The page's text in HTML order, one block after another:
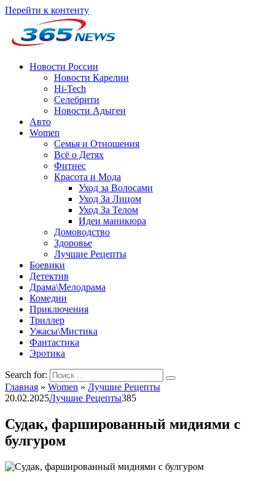
Перейти к контенту
Новости России
Новости Карелии
Hi-Tech
Селебрити
Новости Адыгеи
Авто
Women
Семья и Отношения
Всё о Детях
Фитнес
Красота и Мода
Уход за Волосами
Уход За Лицом
Уход За Телом
Идеи маникюра
Домоводство
Здоровье
Лучшие Рецепты
Боевики
Детектив
Драма\Мелодрама
Комедии
Приключения
Триллер
Ужасы\Мистика
Фантастика
Эротика
Search for:
Главная » Women » Лучшие Рецепты
20.02.2025Лучшие Рецепты385
Судак, фаршированный мидиями с
булгуром